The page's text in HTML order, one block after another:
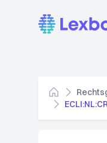
Lexboost
Home